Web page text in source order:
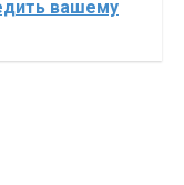
вашему